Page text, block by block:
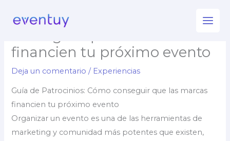
Guía de Patrocinios: Cómo
financien tu próximo evento
Deja un comentario / Experiencias
Guía de Patrocinios: Cómo conseguir que las marcas
financien tu próximo evento
Organizar un evento es una de las herramientas de
marketing y comunidad más potentes que existen,